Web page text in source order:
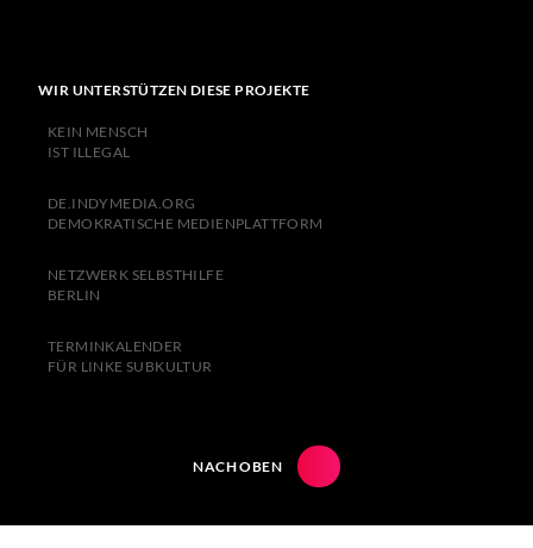
WIR UNTERSTÜTZEN DIESE PROJEKTE
KEIN MENSCH
IST ILLEGAL
DE.INDYMEDIA.ORG
DEMOKRATISCHE MEDIENPLATTFORM
NETZWERK SELBSTHILFE
BERLIN
TERMINKALENDER
FÜR LINKE SUBKULTUR
NACH OBEN